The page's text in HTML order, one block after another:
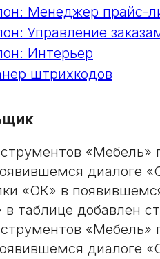
Менеджер прайс-
Управление
Интерьер
штрихкодов
«Мебель»
диалоге
«ОК» в
таблице добавлен
«Мебель»
диалоге